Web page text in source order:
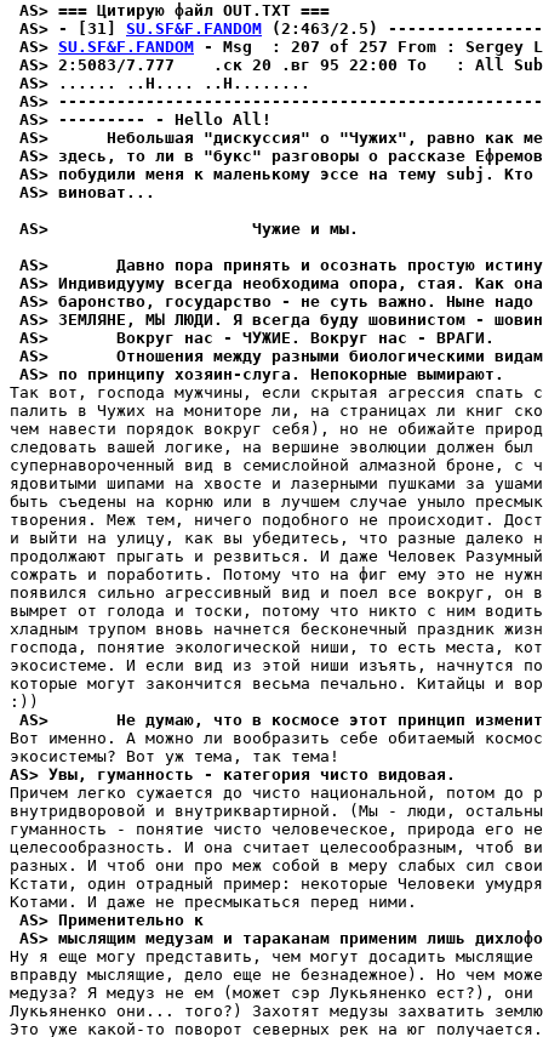
AS> === Цитирую файл OUT.TXT ===
AS> - [31] SU.SF&F.FANDOM (2:463/2.5)
AS> SU.SF&F.FANDOM - Msg  : 207 of 257 From : Sergey
AS> 2:5083/7.777    .cк 20 .вг 95 22:00 To   : All
AS> ...... ..H.... ..H........
AS>
AS> --------- - Hello All!
AS>      Небольшая "дискуссия" о "Чужих", равно как
AS> здесь, то ли в "букс" разговоры о рассказе
AS> побудили меня к маленькому эссе на тему subj.
AS> виноват...
AS>                     Чужие и мы.
AS>       Давно пора пpинять и осознать простую
AS> Индивидууму всегда необходима опора, стая. Как
AS> баронство, государство - не суть важно. Ныне
AS> ЗЕМЛЯНЕ, МЫ ЛЮДИ. Я всегда буду шовинистом -
AS>       Вокруг нас - ЧУЖИЕ. Вокруг нас - ВРАГИ.
AS>       Отношения между разными биологическими
AS> по принципу хозяин-слуга. Непокорные вымиpают.
Так вот, господа мужчины, если скрытая агрессия спать
палить в Чужих на мониторе ли, на страницах ли книг
чем навести порядок вокруг себя), но не обижайте
следовать вашей логике, на вершине эволюции должен
супернавороченный вид в семислойной алмазной броне, с
ядовитыми шипами на хвосте и лазерными пушками за
быть съедены на корню или в лучшем случае уныло
творения. Меж тем, ничего подобного не происходит.
и выйти на улицу, как вы убедитесь, что разные далеко
продолжают прыгать и резвиться. И даже Человек
сожрать и поработить. Потому что на фиг ему это не
появился сильно агрессивный вид и поел все вокруг, он
вымрет от голода и тоски, потому что никто с ним
хладным трупом вновь начнется бесконечный праздник
господа, понятие экологической ниши, то есть места,
экосистеме. И если вид из этой ниши изъять, начнутся
которые могут закончится весьма печально. Китайцы и
AS>       Hе думаю, что в космосе этот принцип
Вот именно. А можно ли вообразить себе обитаемый
AS> Увы, гуманность - категоpия чисто видовая.
Причем легко сужается до чисто национальной, потом до
внутридворовой и внутриквартирной. (Мы - люди,
гуманность - понятие чисто человеческое, природа его
целесообразность. И она считает целесообразным, чтоб
разных. И чтоб они про меж собой в меру слабых сил
Кстати, один отрадный пример: некоторые Человеки
AS> Применительно к
AS> мыслящим медузам и тараканам применим лишь
Ну я еще могу представить, чем могут досадить
вправду мыслящие, дело еще не безнадежное). Hо чем
медуза? Я медуз не ем (может сэр Лукьяненко ест?), они
Лукьяненко они... того?) Захотят медузы захватить